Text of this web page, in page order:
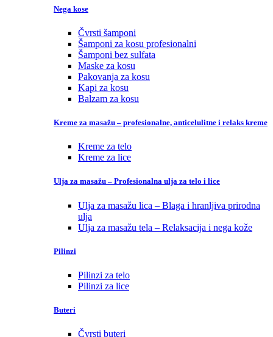
Nega kose
Čvrsti šamponi
Šamponi za kosu profesionalni
Šamponi bez sulfata
Maske za kosu
Pakovanja za kosu
Kapi za kosu
Balzam za kosu
Kreme za masažu – profesionalne, anticelulitne i relaks kreme
Kreme za telo
Kreme za lice
Ulja za masažu – Profesionalna ulja za telo i lice
Ulja za masažu lica – Blaga i hranljiva prirodna
ulja
Ulja za masažu tela – Relaksacija i nega kože
Pilinzi
Pilinzi za telo
Pilinzi za lice
Buteri
Čvrsti buteri